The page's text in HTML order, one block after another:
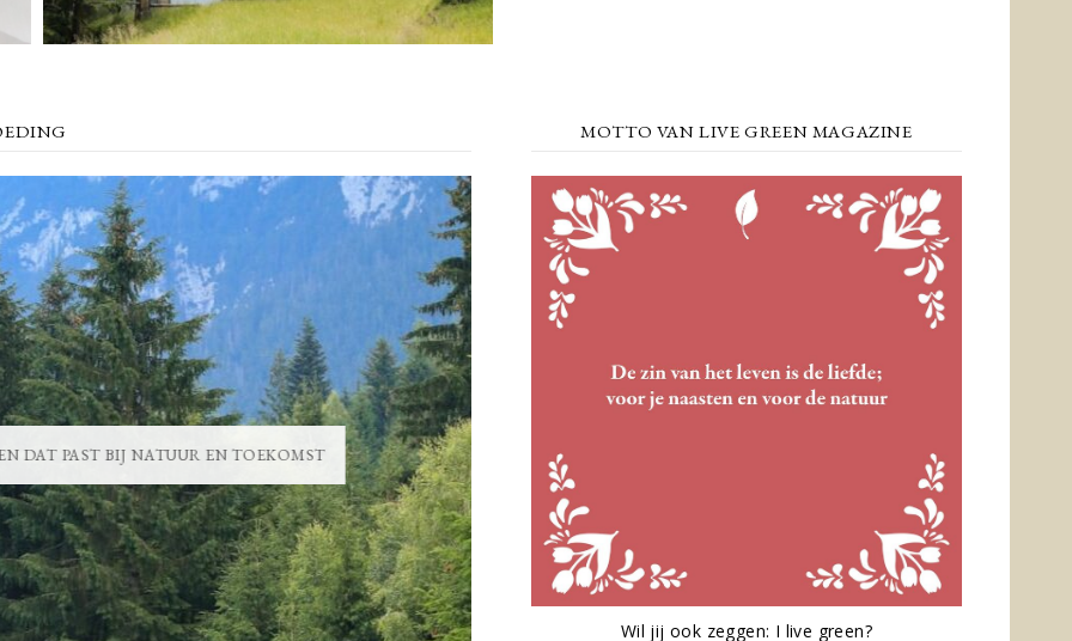
DAT PAST BIJ NATUUR EN TOEKOMST THUISBATTERIJ LATEN INSTALLEREN IN 2026: DE 5
MOTTO VAN LIVE GREEN MAGAZINE
Wil jij ook zeggen: I live green?